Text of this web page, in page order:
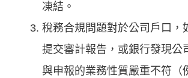
凍結。
稅務合規問題對於公司戶口，
提交審計報告，或銀行發現公
與申報的業務性質嚴重不符（